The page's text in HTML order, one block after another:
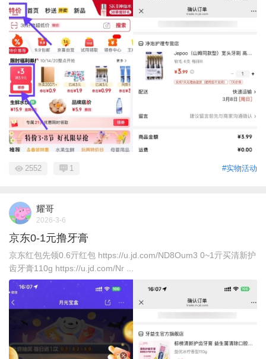
#实物活动
2552 1
耀哥
2026-3-6
京东0-1元撸牙膏
京东红包先领0.6亓红包 https://u.jd.com/ND8Oum3 0~1亓买清新护
齿牙膏110g https://u.jd.com/Nr ...